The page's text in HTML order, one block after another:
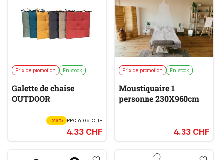
Prix de promotion En stock
Galette de chaise
OUTDOOR
-28% PPC 6.06 CHF
4.33 CHF
Prix de promotion En stock
Moustiquaire 1
personne 230X960cm
4.33 CHF